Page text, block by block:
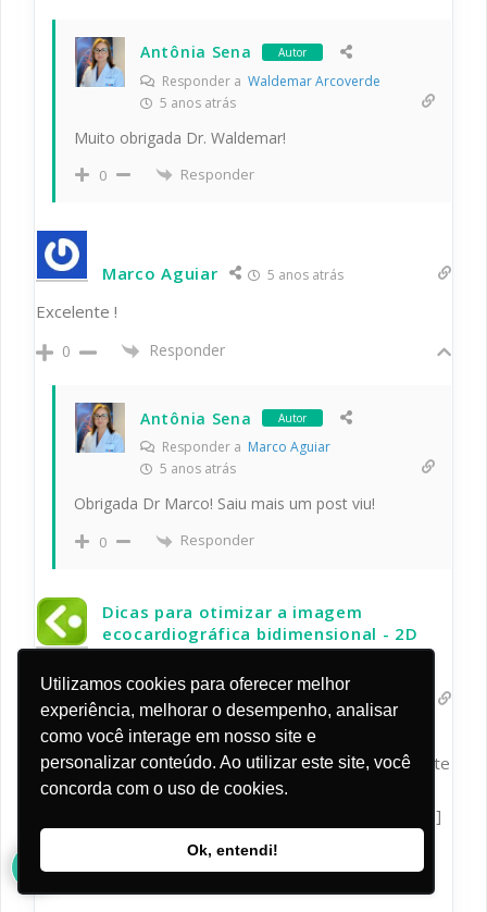
Utilizamos cookies para oferecer melhor
experiência, melhorar o desempenho, analisar
como você interage em nosso site e
personalizar conteúdo. Ao utilizar este site, você
concorda com o uso de cookies.
Ok, entendi!
Antônia Sena Autor
Responder a Waldemar Arcoverde
5 anos atrás
Muito obrigada Dr. Waldemar!
0 Responder
Marco Aguiar 5 anos atrás
Excelente !
0 Responder
Antônia Sena Autor
Responder a Marco Aguiar
5 anos atrás
Obrigada Dr Marco! Saiu mais um post viu!
0 Responder
Dicas para otimizar a imagem
ecocardiográfica bidimensional - 2D
(parte 3) - Blog Ecope
5 anos atrás
[…] Sequência de nossa conversa sobre a otimização
de imagem, já abordados nos artigos anteriores (parte
1 e parte 2), vamos falar neste terceiro post ECOPE
sobre os seguintes temas: Persistência, Smooth e […]
Responder
12